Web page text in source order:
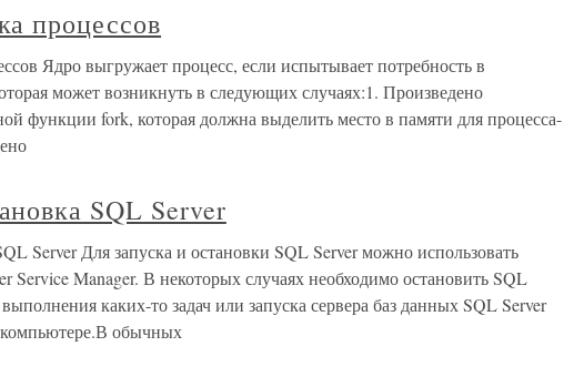
процессов
Ядро выгружает процесс, если испытывает потребность в
может возникнуть в следующих случаях:1. Произведено
функции fork, которая должна выделить место в памяти для процесса-
SQL Server
Server Для запуска и остановки SQL Server можно использовать
Service Manager. В некоторых случаях необходимо остановить SQL
каких-то задач или запуска сервера баз данных SQL Server
обычных